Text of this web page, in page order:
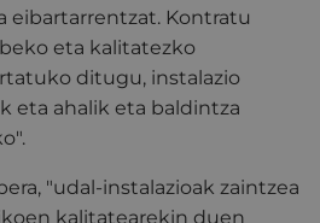
eibartarrentzat. Kontratu
eta kalitatezko
ditugu, instalazio
eta ahalik eta baldintza
"udal-instalazioak zaintzea
kalitatearekin duen